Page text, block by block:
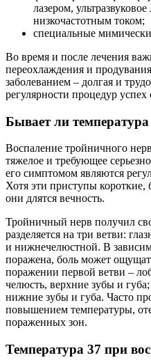
лазером,
низкочастотным током;
специальные
Во время и после лечения
переохлаждения и
заболеванием – долгая и
регулярности процедур успех
Бывает ли
Воспаление тройничного
тяжелое и требующее
его симптомом являются
Хотя эти приступы короткие,
они длятся вечность.
Тройничный нерв получил
разделяется на три ветви:
и нижнечелюстной. В
поражена, боль может
поражении первой ветви –
челюсть, верхние зубы и
нижние зубы и губа. Часто
повышением температуры,
пораженных зон.
Температура 37 при